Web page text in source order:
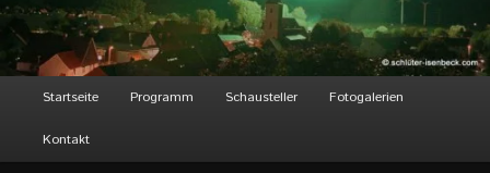
Hauptmenü
Startseite Programm Schausteller Fotogalerien
Kontakt